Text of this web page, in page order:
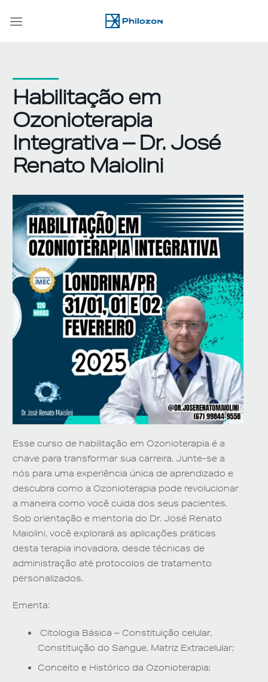
Habilitação em
Ozonioterapia
Integrativa – Dr. José
Renato Maiolini
Esse curso de habilitação em Ozonioterapia é a
chave para transformar sua carreira.Junte-se a
nós para uma experiência única de aprendizado e
descubra como a Ozonioterapia pode revolucionar
a maneira como você cuida dos seus pacientes.
Sob orientação e mentoria do Dr. José Renato
Maiolini, você explorará as aplicações práticas
desta terapia inovadora, desde técnicas de
administração até protocolos de tratamento
personalizados.
Ementa:
Citologia Básica – Constituição celular,
Constituição do Sangue, Matriz Extracelular;
Conceito e Histórico da Ozonioterapia;